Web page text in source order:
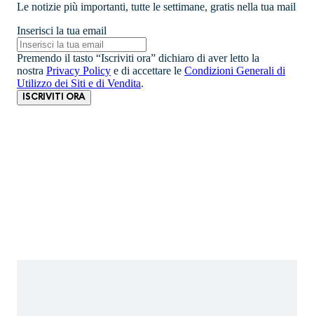
Le notizie più importanti, tutte le settimane, gratis nella tua mail
Inserisci la tua email
Premendo il tasto “Iscriviti ora” dichiaro di aver letto la
nostra Privacy Policy e di accettare le Condizioni Generali di
Utilizzo dei Siti e di Vendita.
ISCRIVITI ORA